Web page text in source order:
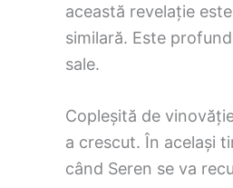
această revelație
similară. Este
sale.
Copleșită de
a crescut. În același
când Seren se va